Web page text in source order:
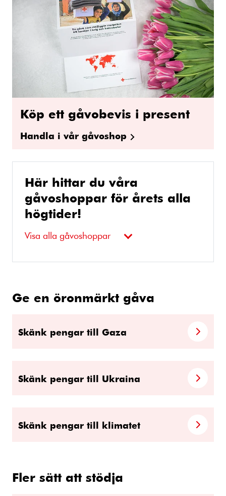
Köp ett gåvobevis i present
Handla i vår gåvoshop
Här hittar du våra
gåvoshoppar för årets alla
högtider!
Visa alla gåvoshoppar
Ge en öronmärkt gåva
Skänk pengar till Gaza
Skänk pengar till Ukraina
Skänk pengar till klimatet
Fler sätt att stödja